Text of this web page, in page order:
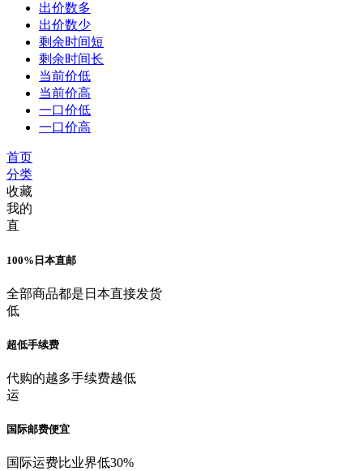
出价数多
出价数少
剩余时间短
剩余时间长
当前价低
当前价高
一口价低
一口价高
首页
分类
收藏
我的
直
100%日本直邮
全部商品都是日本直接发货
低
超低手续费
代购的越多手续费越低
运
国际邮费便宜
国际运费比业界低30%